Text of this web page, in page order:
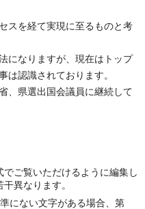
スを経て実現に至るものと考
になりますが、現在はトップ
は認識されております。
、県選出国会議員に継続して
でご覧いただけるように編集し
異なります。
にない文字がある場合、第